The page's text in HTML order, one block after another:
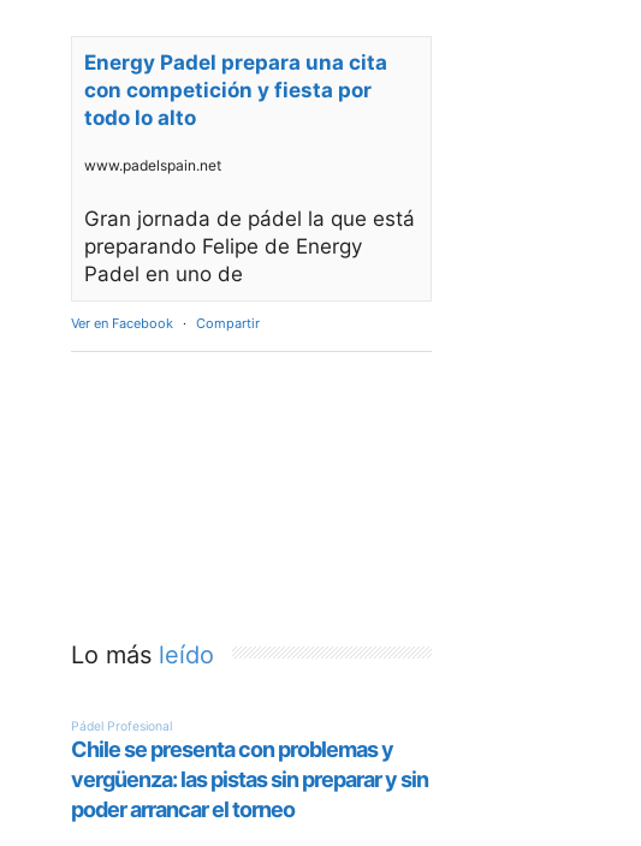
Energy Padel prepara una cita
con competición y fiesta por
todo lo alto
www.padelspain.net
Gran jornada de pádel la que está
preparando Felipe de Energy
Padel en uno de
Ver en Facebook · Compartir
Lo más leído